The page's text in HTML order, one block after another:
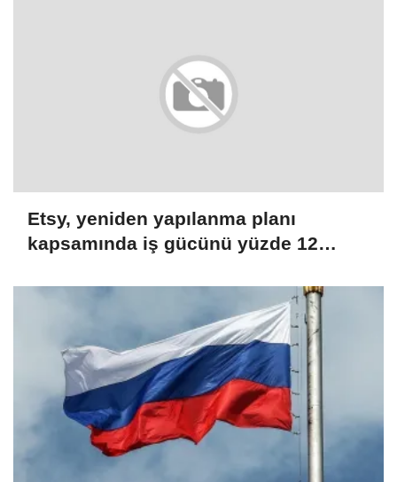
Etsy, yeniden yapılanma planı
kapsamında iş gücünü yüzde 12